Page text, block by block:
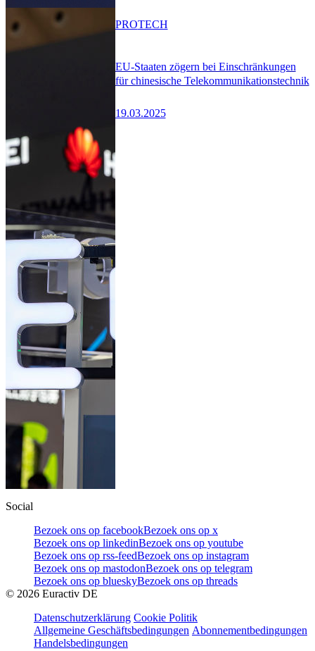
EU-Staaten zögern bei Einschränkungen
für chinesische Telekommunikationstechnik
19.03.2025
PROTECH
Social
Bezoek ons op facebookBezoek ons op x
Bezoek ons op linkedinBezoek ons op youtube
Bezoek ons op rss-feedBezoek ons op instagram
Bezoek ons op mastodonBezoek ons op telegram
Bezoek ons op blueskyBezoek ons op threads
© 2026 Euractiv DE
Datenschutzerklärung Cookie Politik
Allgemeine Geschäftsbedingungen Abonnementbedingungen
Handelsbedingungen